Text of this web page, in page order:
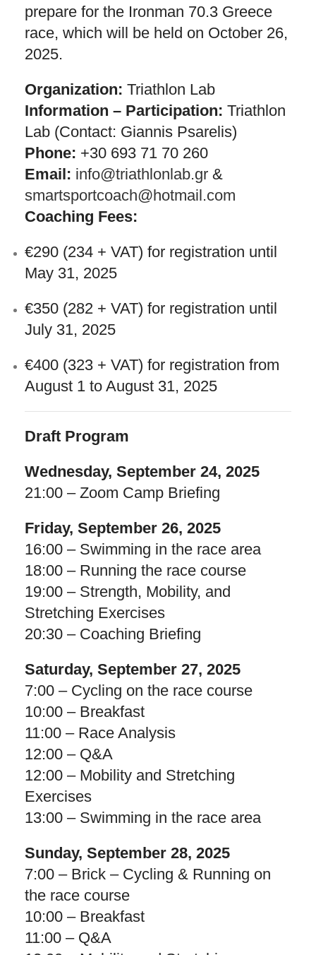
prepare for the Ironman 70.3 Greece
race, which will be held on October 26,
2025.
Organization: Triathlon Lab
Information – Participation: Triathlon
Lab (Contact: Giannis Psarelis)
Phone: +30 693 71 70 260
Email: info@triathlonlab.gr &
smartsportcoach@hotmail.com
Coaching Fees:
€290 (234 + VAT) for registration until
May 31, 2025
€350 (282 + VAT) for registration until
July 31, 2025
€400 (323 + VAT) for registration from
August 1 to August 31, 2025
Draft Program
Wednesday, September 24, 2025
21:00 – Zoom Camp Briefing
Friday, September 26, 2025
16:00 – Swimming in the race area
18:00 – Running the race course
19:00 – Strength, Mobility, and
Stretching Exercises
20:30 – Coaching Briefing
Saturday, September 27, 2025
7:00 – Cycling on the race course
10:00 – Breakfast
11:00 – Race Analysis
12:00 – Q&A
12:00 – Mobility and Stretching
Exercises
13:00 – Swimming in the race area
Sunday, September 28, 2025
7:00 – Brick – Cycling & Running on
the race course
10:00 – Breakfast
11:00 – Q&A